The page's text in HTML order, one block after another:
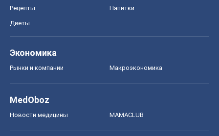
Рецепты Напитки
Диеты
Экономика
Рынки и компании Mакроэкономика
MedOboz
Новости медицины MAMACLUB